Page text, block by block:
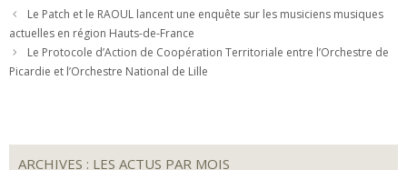
Le Patch et le RAOUL lancent une enquête sur les musiciens musiques
actuelles en région Hauts-de-France
Le Protocole d’Action de Coopération Territoriale entre l’Orchestre de
Picardie et l’Orchestre National de Lille
ARCHIVES : LES ACTUS PAR MOIS